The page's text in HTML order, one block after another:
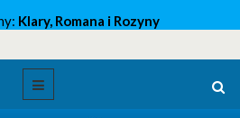
Klary, Romana i Rozyny